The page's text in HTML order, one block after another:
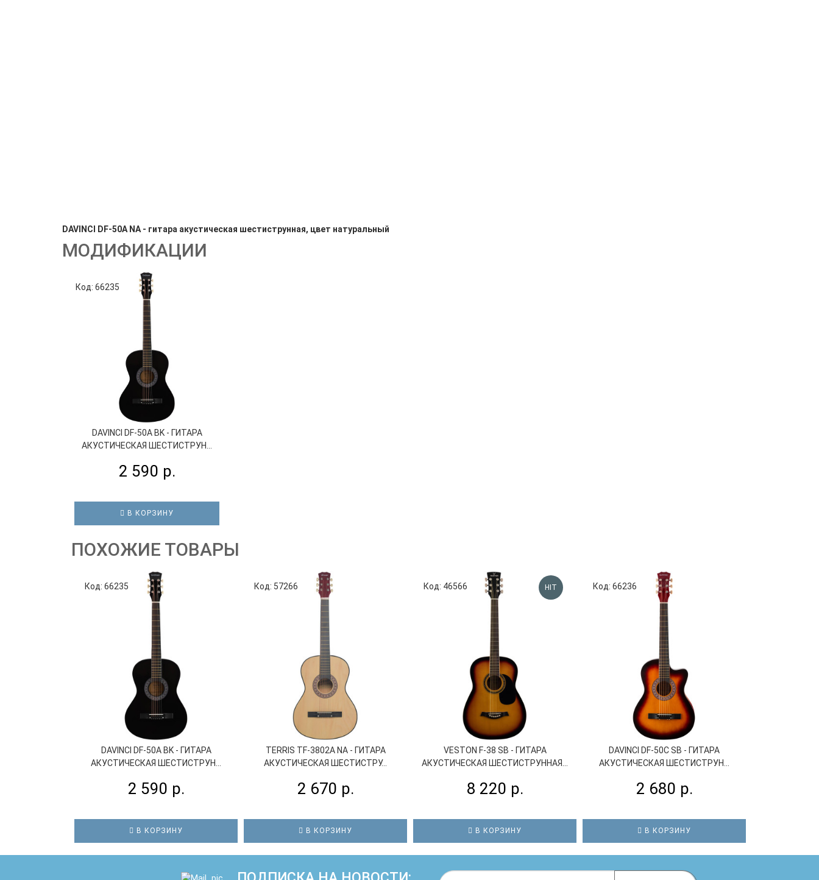
DAVINCI DF-50A NA - гитара акустическая шестиструнная, цвет натуральный
МОДИФИКАЦИИ
Код: 66235
DAVINCI DF-50A BK - ГИТАРА
АКУСТИЧЕСКАЯ ШЕСТИСТРУН...
2 590 р.
В КОРЗИНУ
ПОХОЖИЕ ТОВАРЫ
Код: 66235
DAVINCI DF-50A BK - ГИТАРА
АКУСТИЧЕСКАЯ ШЕСТИСТРУН...
2 590 р.
В КОРЗИНУ
Код: 57266
TERRIS TF-3802A NA - ГИТАРА
АКУСТИЧЕСКАЯ ШЕСТИСТРУ...
2 670 р.
В КОРЗИНУ
Код: 46566 HIT
VESTON F-38 SB - ГИТАРА
АКУСТИЧЕСКАЯ ШЕСТИСТРУННАЯ...
8 220 р.
В КОРЗИНУ
Код: 66236
DAVINCI DF-50C SB - ГИТАРА
АКУСТИЧЕСКАЯ ШЕСТИСТРУН...
2 680 р.
В КОРЗИНУ